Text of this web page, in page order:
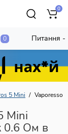
0
5 Mini Vaporesso
Mini
0.6 Ом в
0 Питання -